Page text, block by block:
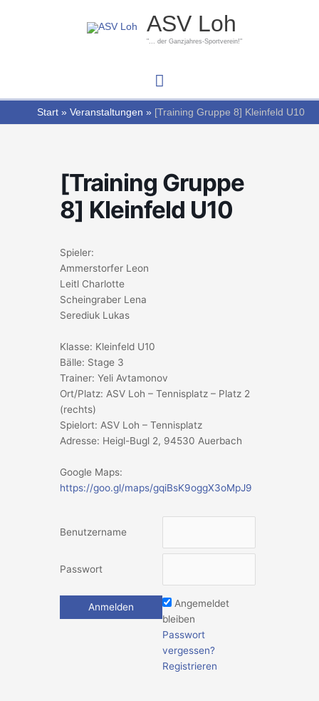
ASV Loh
"... der Ganzjahres-Sportverein!"
Hauptmenü
Start Veranstaltungen [Training Gruppe 8] Kleinfeld U10
[Training Gruppe
8] Kleinfeld U10
Spieler:
Ammerstorfer Leon
Leitl Charlotte
Scheingraber Lena
Serediuk Lukas
Klasse: Kleinfeld U10
Bälle: Stage 3
Trainer: Yeli Avtamonov
Ort/Platz: ASV Loh – Tennisplatz – Platz 2
(rechts)
Spielort: ASV Loh – Tennisplatz
Adresse: Heigl-Bugl 2, 94530 Auerbach
Google Maps:
https://goo.gl/maps/gqiBsK9oggX3oMpJ9
Benutzername
Passwort
Angemeldet
bleiben
Passwort
vergessen?
Registrieren